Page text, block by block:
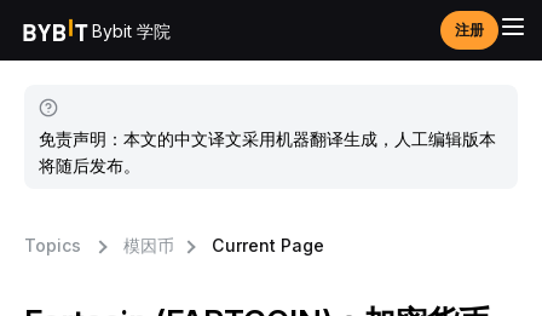
Bybit 学院 注册
免责声明：本文的中文译文采用机器翻译生成，人工编辑版本
将随后发布。
Topics 模因币 Current Page